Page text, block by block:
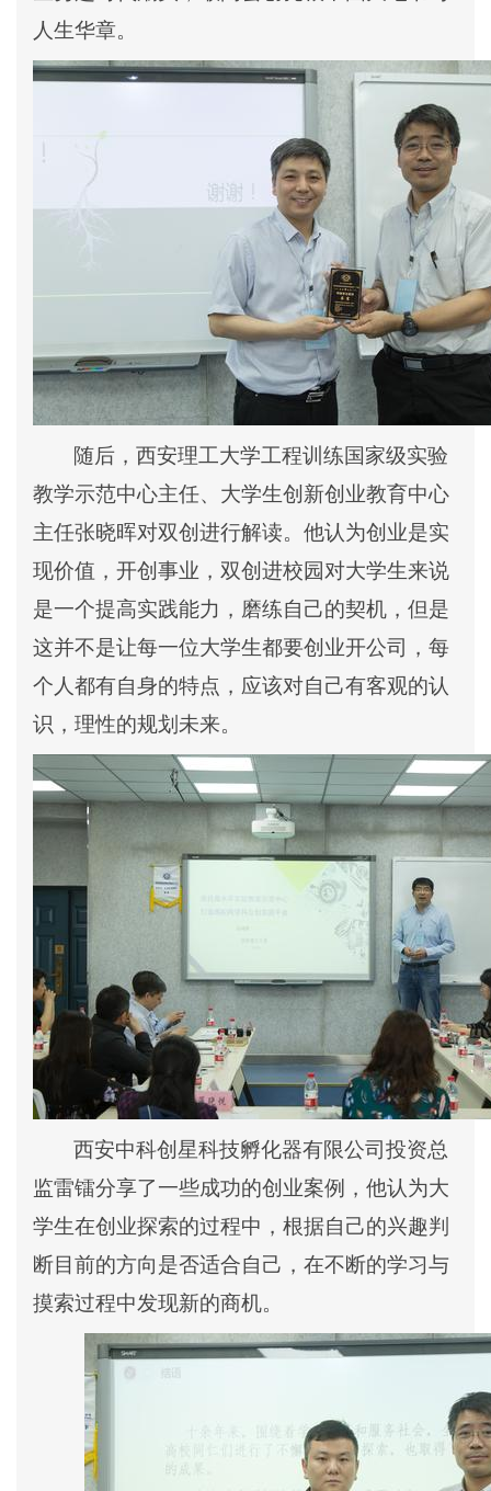
人生华章。
随后，西安理工大学工程训练国家级实验
教学示范中心主任、大学生创新创业教育中心
主任张晓晖对双创进行解读。他认为创业是实
现价值，开创事业，双创进校园对大学生来说
是一个提高实践能力，磨练自己的契机，但是
这并不是让每一位大学生都要创业开公司，每
个人都有自身的特点，应该对自己有客观的认
识，理性的规划未来。
西安中科创星科技孵化器有限公司投资总
监雷镭分享了一些成功的创业案例，他认为大
学生在创业探索的过程中，根据自己的兴趣判
断目前的方向是否适合自己，在不断的学习与
摸索过程中发现新的商机。